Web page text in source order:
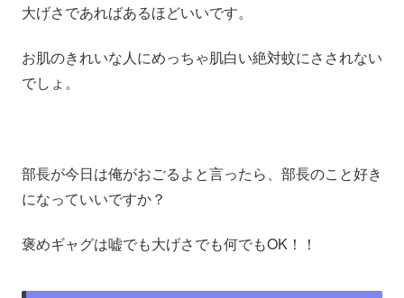
大げさであればあるほどいいです。
お肌のきれいな人にめっちゃ肌白い絶対蚊にさされない
でしょ。
部長が今日は俺がおごるよと言ったら、部長のこと好き
になっていいですか？
褒めギャグは嘘でも大げさでも何でもOK！！